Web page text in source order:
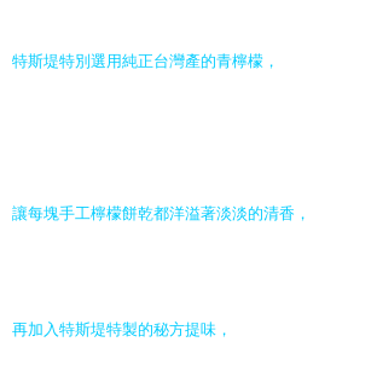
特斯堤特別選用純正台灣產的青檸檬，
讓每塊手工檸檬餅乾都洋溢著淡淡的清香，
再加入特斯堤特製的秘方提味，